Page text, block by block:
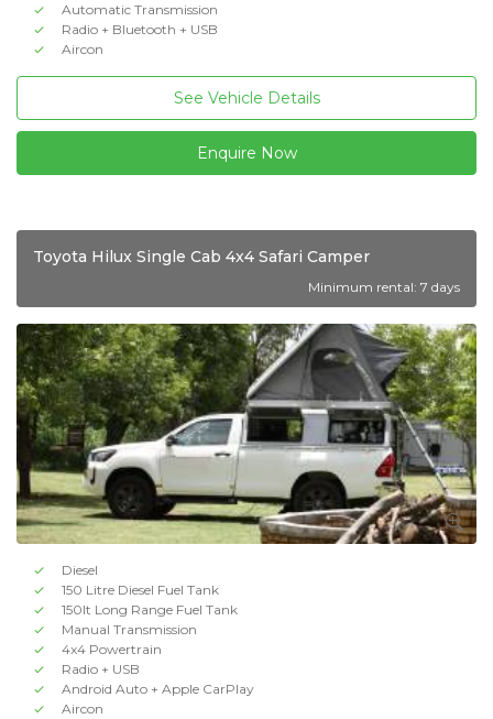
Automatic Transmission
Radio + Bluetooth + USB
Aircon
See Vehicle Details
Enquire Now
Toyota Hilux Single Cab 4x4 Safari Camper
Minimum rental: 7 days
Diesel
150 Litre Diesel Fuel Tank
150lt Long Range Fuel Tank
Manual Transmission
4x4 Powertrain
Radio + USB
Android Auto + Apple CarPlay
Aircon